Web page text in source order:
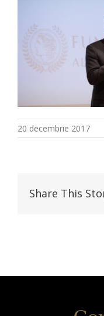
20 decembrie 2017
Share This